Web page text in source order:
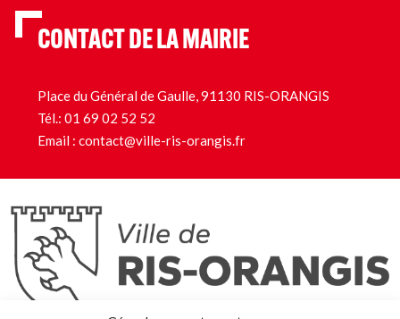
CONTACT DE LA MAIRIE
Place du Général de Gaulle, 91130 RIS-ORANGIS
Tél.: 01 69 02 52 52
Email : contact@ville-ris-orangis.fr